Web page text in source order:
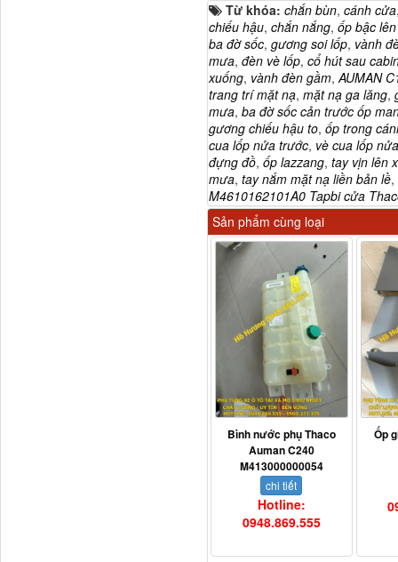
Từ khóa: chắn bùn, cánh cửa
chiếu hậu, chắn nắng, ốp bậc
ba đờ sốc, gương soi lốp, vành
mưa, đèn vè lốp, cổ hút sau
xuống, vành đèn gầm,AUMAN
trang trí mặt nạ, mặt nạ ga lăng,
mưa, ba đờ sốc cản trước ốp
gương chiếu hậu to, ốp trong
cua lốp nửa trước, vè cua lốp
đựng đồ, ốp lazzang, tay vịn lên
mưa, tay nắm mặt nạ liền bản lề,
M4610162101A0 Tapbi cửa
Sản phẩm cùng loại
Bình nước phụ Thaco
Auman C240
M413000000054
chi tiết
Hotline:
0948.869.555
Ốp